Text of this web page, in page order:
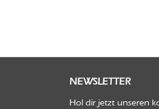
NEWSLETTER
Hol dir jetzt unseren